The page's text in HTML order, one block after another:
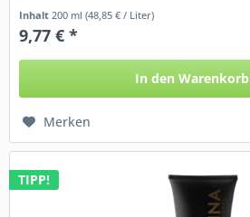
Inhalt 200 ml(48,85 € / Liter)
9,77 € *
In den Warenkorb
Merken
TIPP!